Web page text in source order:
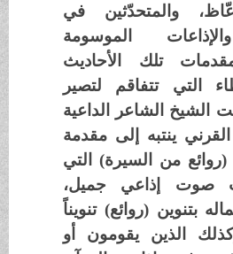
والمتحدّثين في
الموسومة
تلك الأحاديث
التي تتفاقم لتصير
الشاعر الداعية
ينتبه إلى مقدمة
من السيرة) التي
صوت إذاعي جميل،
بتنوين (روائع) تنويناً
الذين يقومون أو